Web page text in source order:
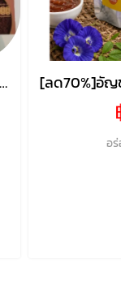
[ลด70%]อัญ
ร
อ